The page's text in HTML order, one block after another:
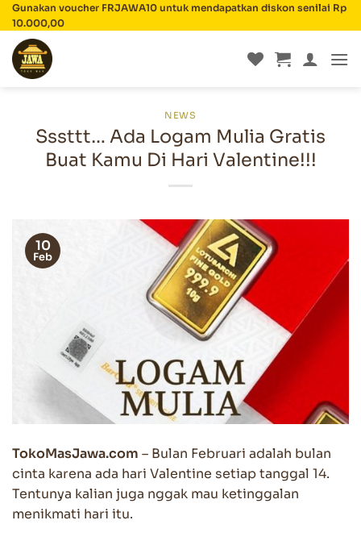
Skip
to
content
Gunakan voucher FRJAWA10 untuk mendapatkan diskon senilai Rp
10.000,00
NEWS
Sssttt… Ada Logam Mulia Gratis
Buat Kamu Di Hari Valentine!!!
10
Feb
TokoMasJawa.com – Bulan Februari adalah bulan
cinta karena ada hari Valentine setiap tanggal 14.
Tentunya kalian juga nggak mau ketinggalan
menikmati hari itu.